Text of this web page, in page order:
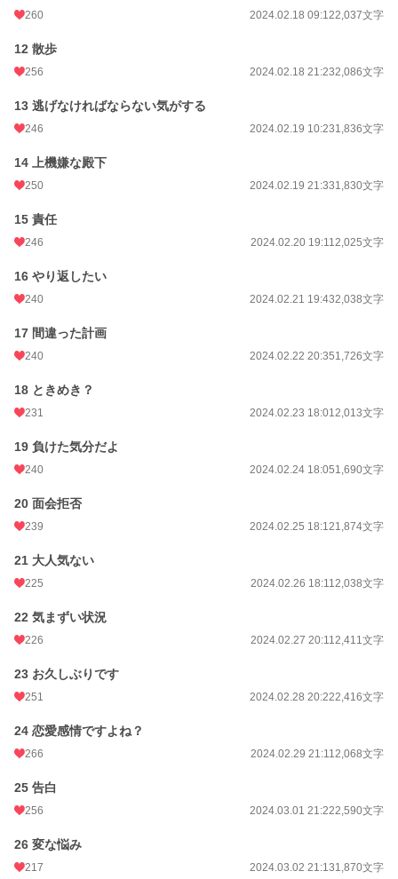
260 2024.02.18 09:122,037文字
12 散歩
256 2024.02.18 21:232,086文字
13 逃げなければならない気がする
246 2024.02.19 10:231,836文字
14 上機嫌な殿下
250 2024.02.19 21:331,830文字
15 責任
246 2024.02.20 19:112,025文字
16 やり返したい
240 2024.02.21 19:432,038文字
17 間違った計画
240 2024.02.22 20:351,726文字
18 ときめき？
231 2024.02.23 18:012,013文字
19 負けた気分だよ
240 2024.02.24 18:051,690文字
20 面会拒否
239 2024.02.25 18:121,874文字
21 大人気ない
225 2024.02.26 18:112,038文字
22 気まずい状況
226 2024.02.27 20:112,411文字
23 お久しぶりです
251 2024.02.28 20:222,416文字
24 恋愛感情ですよね？
266 2024.02.29 21:112,068文字
25 告白
256 2024.03.01 21:222,590文字
26 変な悩み
217 2024.03.02 21:131,870文字